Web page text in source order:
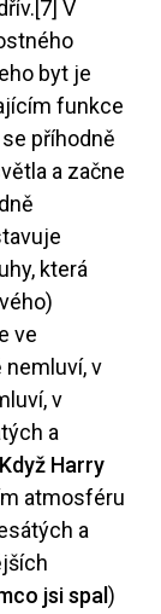
[7] V
byt je
funkce
příhodně
a začne
která
ve
v
v
a
Když Harry
atmosféru
a
jsi spal)